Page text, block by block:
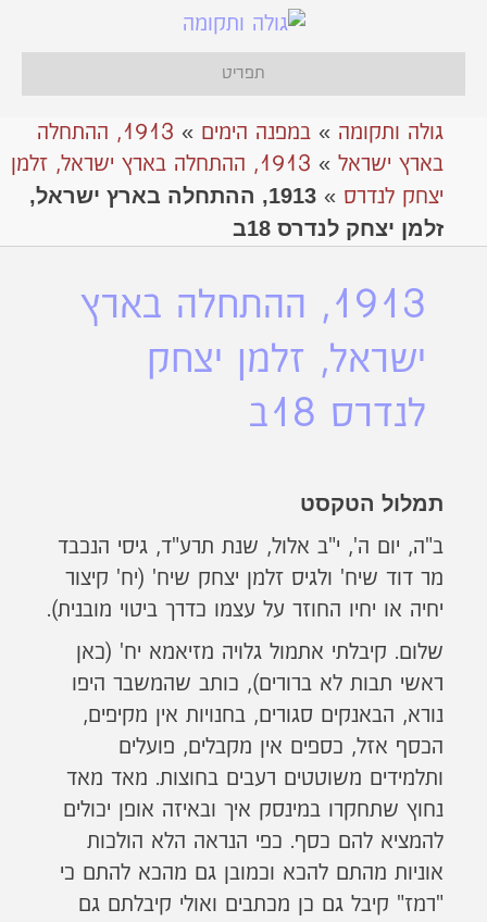
תפריט
גולה ותקומה » במפנה הימים »
1913, ההתחלה
בארץ ישראל »
1913, ההתחלה בארץ ישראל, זלמן
יצחק לנדרס »
1913, ההתחלה בארץ ישראל,
זלמן יצחק לנדרס 18ב
1913, ההתחלה בארץ
ישראל, זלמן יצחק
לנדרס 18ב
תמלול הטקסט
ב"ה, יום ה', י"ב אלול, שנת תרע"ד, גיסי הנכבד
מר דוד שיח' ולגיס זלמן יצחק שיח' (יח' קיצור
יחיה או יחיו החוזר על עצמו כדרך ביטוי מובנית).
שלום. קיבלתי אתמול גלויה מזיאמא יח' (כאן
ראשי תבות לא ברורים), כותב שהמשבר היפו
נורא, הבאנקים סגורים, בחנויות אין מקיפים,
הכסף אזל, כספים אין מקבלים, פועלים
ותלמידים משוטטים רעבים בחוצות. מאד מאד
נחוץ שתחקרו במינסק איך ובאיזה אופן יכולים
להמציא להם כסף. כפי הנראה הלא הולכות
אוניות מהתם להכא וכמובן גם מהכא להתם כי
"רמז" קיבל גם כן מכתבים ואולי קיבלתם גם